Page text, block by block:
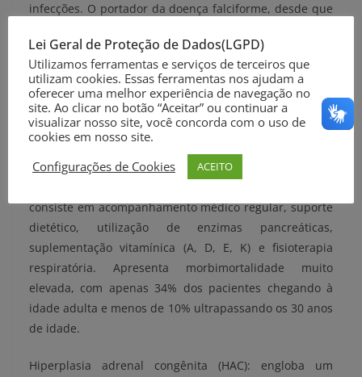
infecções. O portador da doença falciforme, desde que
periodicamente pela equipe de saúde, pode ter uma
vida normal.
Fibrose cística: é uma desordem genética caracterizada
por infecções crônicas das vias aéreas, que afeta
especialmente os pulmões e o pâncreas, num processo
obstrutivo causado pelo aumento da viscosidade do
consiste em acompanhamento médico regular, suporte
dietético, utilização de enzimas pancreáticas,
suplementação vitamínica (A, D, E, K) e fisioterapia
respiratória. Apresenta morbimortalidade muito
elevada, com apenas 34% dos pacientes chegando à
idade adulta e menos de 10% ultrapassando os 30 anos
de idade.
Hiperplasia adrenal congênita (HAC): engloba um
Lei Geral de Proteção de Dados(LGPD)
Utilizamos ferramentas e serviços de terceiros que
utilizam cookies. Essas ferramentas nos ajudam a
oferecer uma melhor experiência de navegação no
site. Ao clicar no botão “Aceitar” ou continuar a
visualizar nosso site, você concorda com o uso de
cookies em nosso site.
Configurações de Cookies
ACEITO